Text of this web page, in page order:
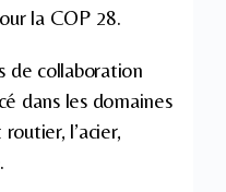
la COP 28.
de collaboration
dans les domaines
l’acier,